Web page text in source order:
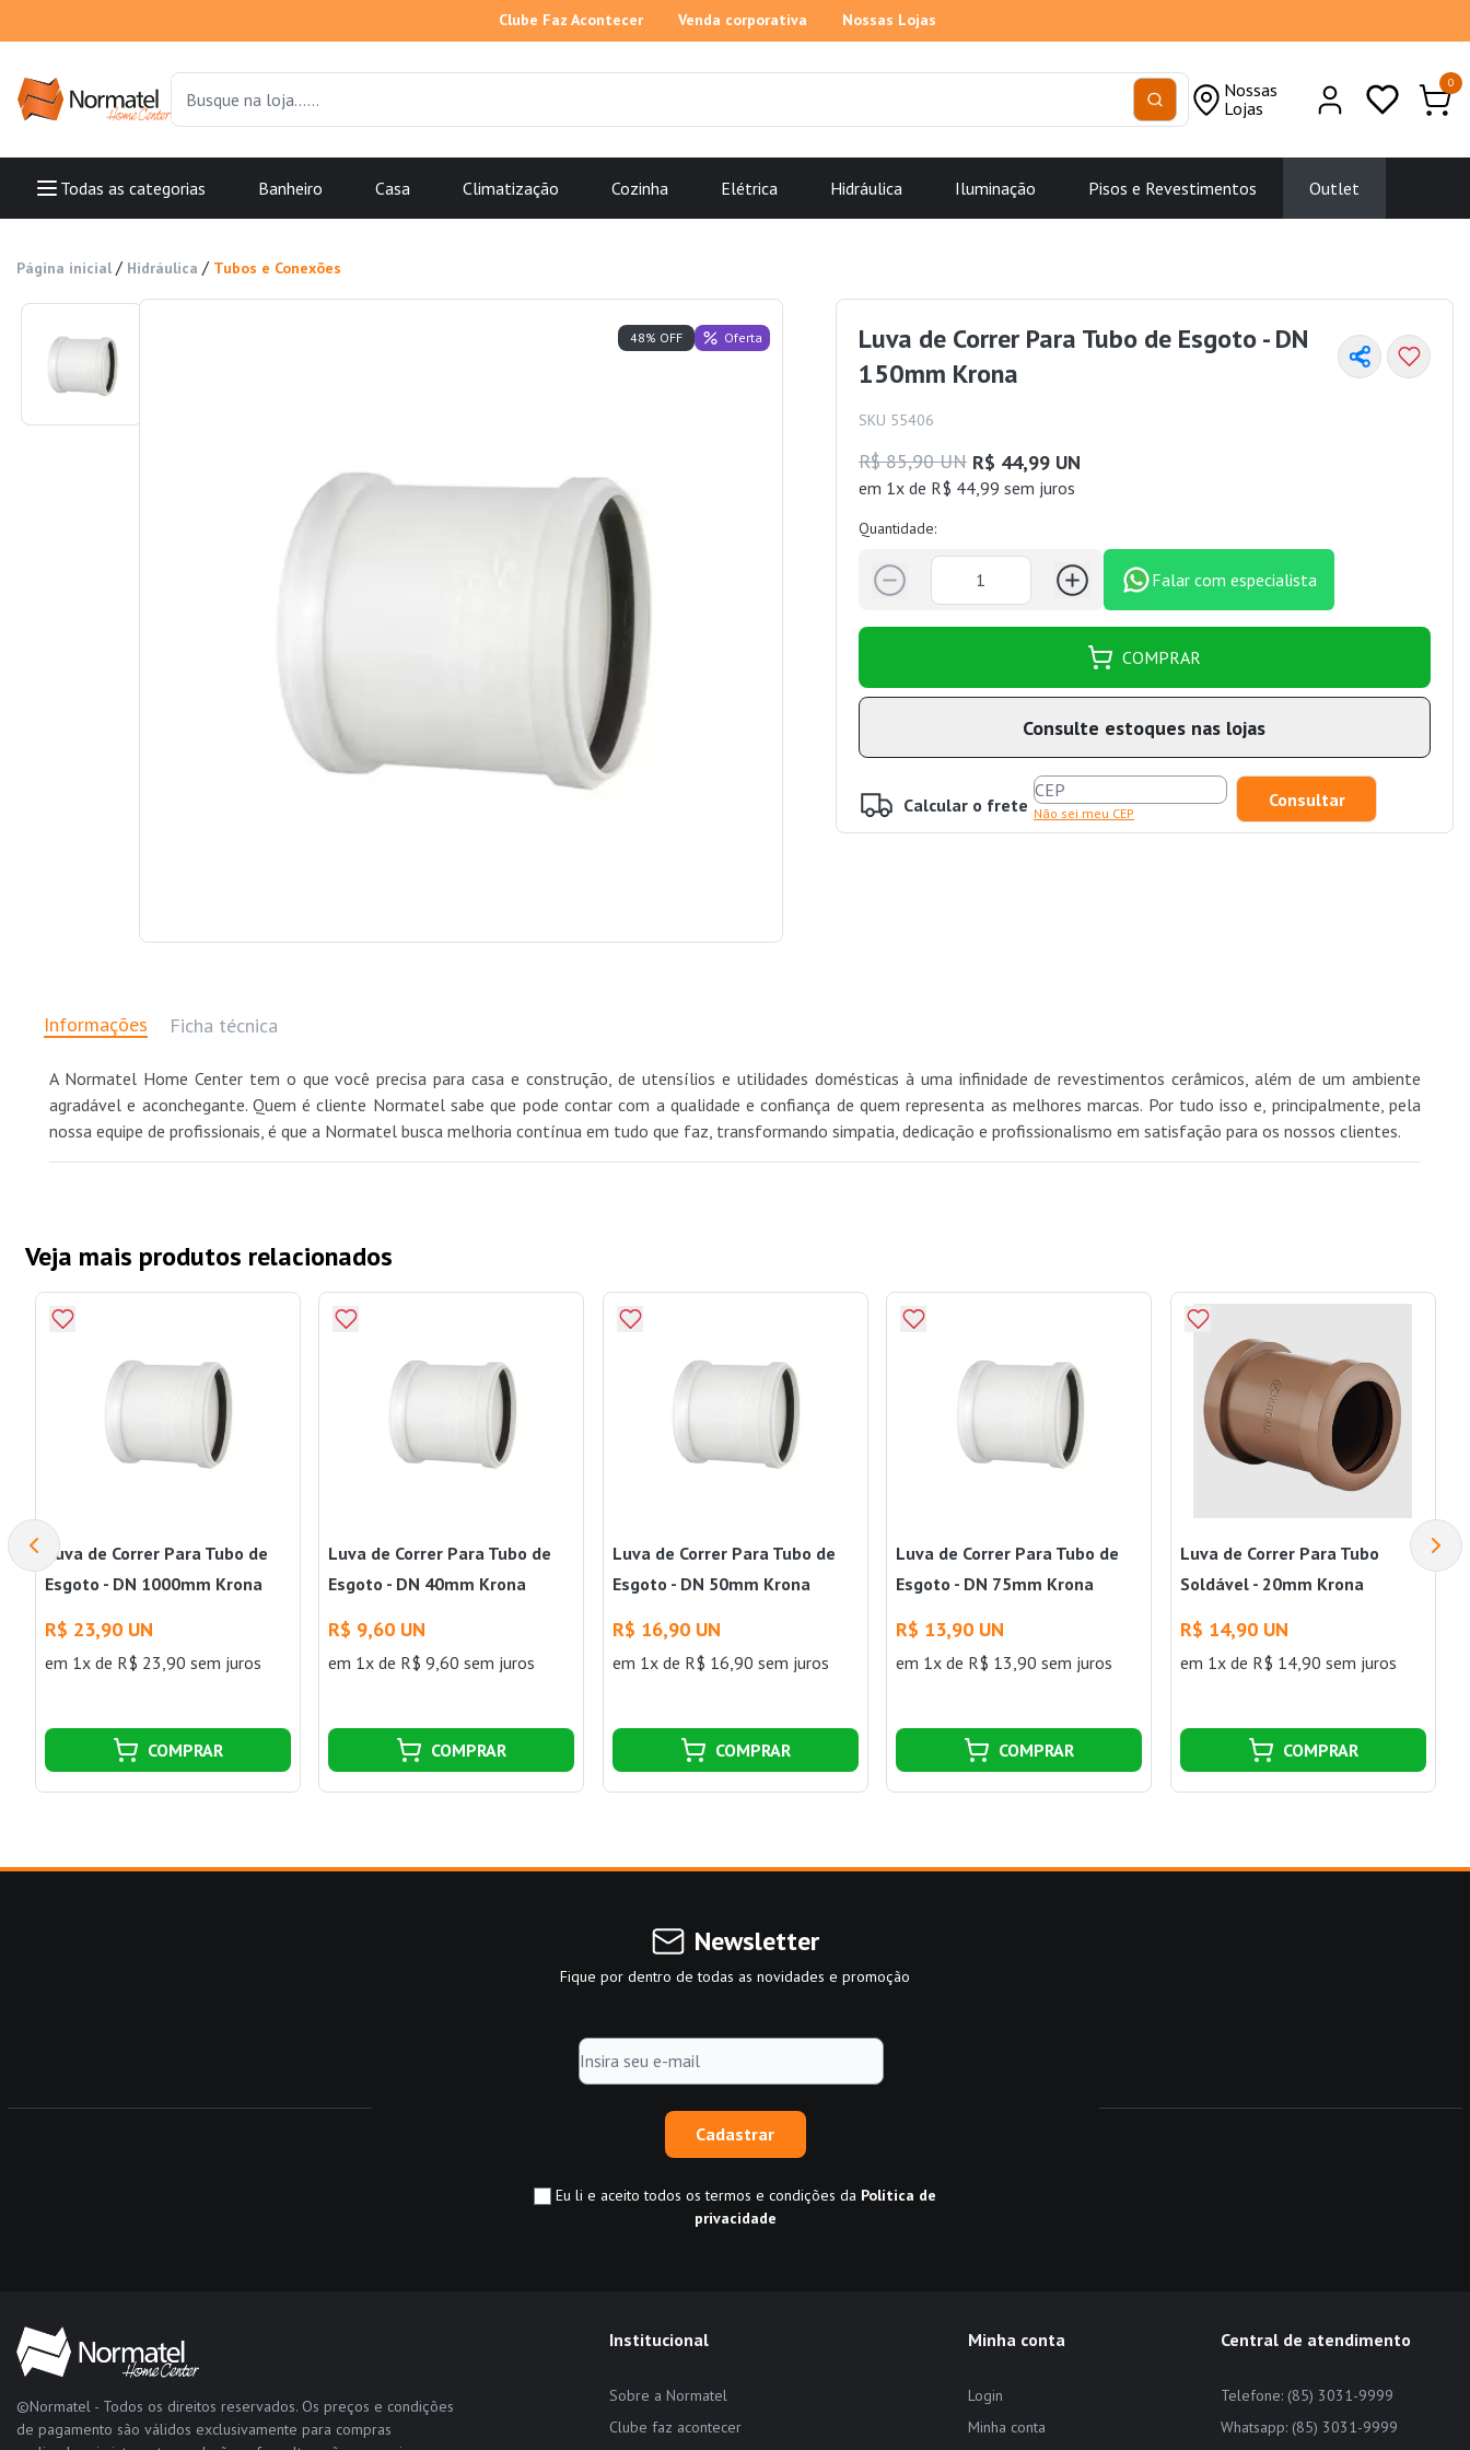
Clube Faz Acontecer Venda corporativa Nossas Lojas
Nossas
Lojas
0
Todas as categorias Banheiro Casa Climatização Cozinha Elétrica Hidráulica Iluminação Pisos e Revestimentos Outlet
Página inicial / Hidráulica / Tubos e Conexões
48% OFF Oferta
Luva de Correr Para Tubo de Esgoto - DN
150mm Krona
SKU 55406
R$ 85,90 UN R$ 44,99 UN
em 1x de R$ 44,99 sem juros
Quantidade:
Falar com especialista
COMPRAR
Consulte estoques nas lojas
Calcular o frete Não sei meu CEP
Informações Ficha técnica
A Normatel Home Center tem o que você precisa para casa e construção, de utensílios e utilidades domésticas à uma infinidade de revestimentos cerâmicos, além de um ambiente
agradável e aconchegante. Quem é cliente Normatel sabe que pode contar com a qualidade e confiança de quem representa as melhores marcas. Por tudo isso e, principalmente, pela
nossa equipe de profissionais, é que a Normatel busca melhoria contínua em tudo que faz, transformando simpatia, dedicação e profissionalismo em satisfação para os nossos clientes.
Veja mais produtos relacionados
Luva de Correr Para Tubo de
Esgoto - DN 1000mm Krona
R$ 23,90 UN
em 1x de R$ 23,90 sem juros
COMPRAR
Luva de Correr Para Tubo de
Esgoto - DN 40mm Krona
R$ 9,60 UN
em 1x de R$ 9,60 sem juros
COMPRAR
Luva de Correr Para Tubo de
Esgoto - DN 50mm Krona
R$ 16,90 UN
em 1x de R$ 16,90 sem juros
COMPRAR
Luva de Correr Para Tubo de
Esgoto - DN 75mm Krona
R$ 13,90 UN
em 1x de R$ 13,90 sem juros
COMPRAR
Luva de Correr Para Tubo
Soldável - 20mm Krona
R$ 14,90 UN
em 1x de R$ 14,90 sem juros
COMPRAR
Newsletter
Fique por dentro de todas as novidades e promoção
Cadastrar
Eu li e aceito todos os termos e condições da Política de
privacidade
©Normatel - Todos os direitos reservados. Os preços e condições
de pagamento são válidos exclusivamente para compras
Institucional
Sobre a Normatel
Clube faz acontecer
Minha conta
Login
Minha conta
Central de atendimento
Telefone: (85) 3031-9999
Whatsapp: (85) 3031-9999